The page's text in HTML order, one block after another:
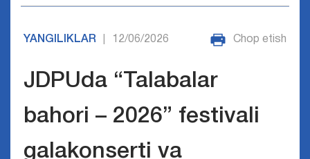
YANGILIKLAR 12/06/2026 Chop etish
JDPUda “Talabalar
bahori – 2026” festivali
galakonserti va